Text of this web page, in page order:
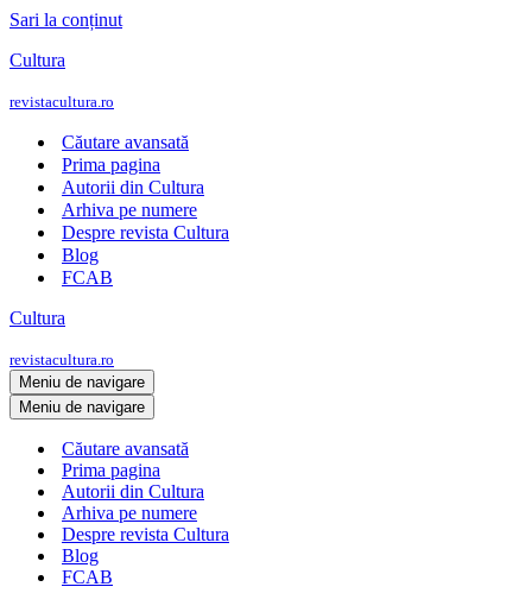
Sari la conținut
Cultura
revistacultura.ro
Căutare avansată
Prima pagina
Autorii din Cultura
Arhiva pe numere
Despre revista Cultura
Blog
FCAB
Cultura
revistacultura.ro
Meniu de navigare
Meniu de navigare
Căutare avansată
Prima pagina
Autorii din Cultura
Arhiva pe numere
Despre revista Cultura
Blog
FCAB